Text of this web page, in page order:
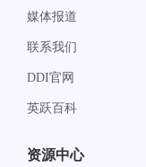
媒体报道
联系我们
DDI官网
英跃百科
资源中心